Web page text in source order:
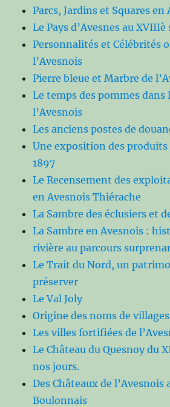
Parcs, Jardins et Squares en
Le Pays d’Avesnes au XVIIIè
Personnalités et Célébrités
l’Avesnois
Pierre bleue et Marbre de
Le temps des pommes dans
l’Avesnois
Les anciens postes de
Une exposition des produits
1897
Le Recensement des
en Avesnois Thiérache
La Sambre des éclusiers et
La Sambre en Avesnois :
rivière au parcours
Le Trait du Nord, un
préserver
Le Val Joly
Origine des noms de
Les villes fortifiées de
Le Château du Quesnoy du
nos jours.
Des Châteaux de l’Avesnois
Boulonnais